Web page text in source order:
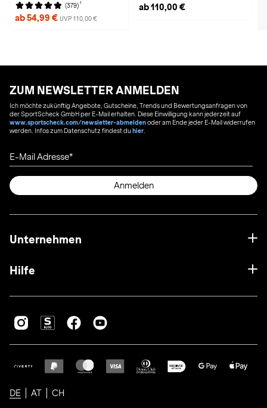
(379) 1
ab 54,99 € UVP 110,00 €
ab 110,00 €
ZUM NEWSLETTER ANMELDEN
Ich möchte zukünftig Angebote, Gutscheine, Trends und Bewertungsanfragen von
der SportScheck GmbH per E-Mail erhalten. Diese Einwilligung kann jederzeit auf
www.sportscheck.com/newsletter-abmeldenoder am Ende jeder E-Mail widerrufen
werden. Infos zum Datenschutz findest duhier
E-Mail Adresse
Anmelden
Unternehmen
Hilfe
DE AT CH